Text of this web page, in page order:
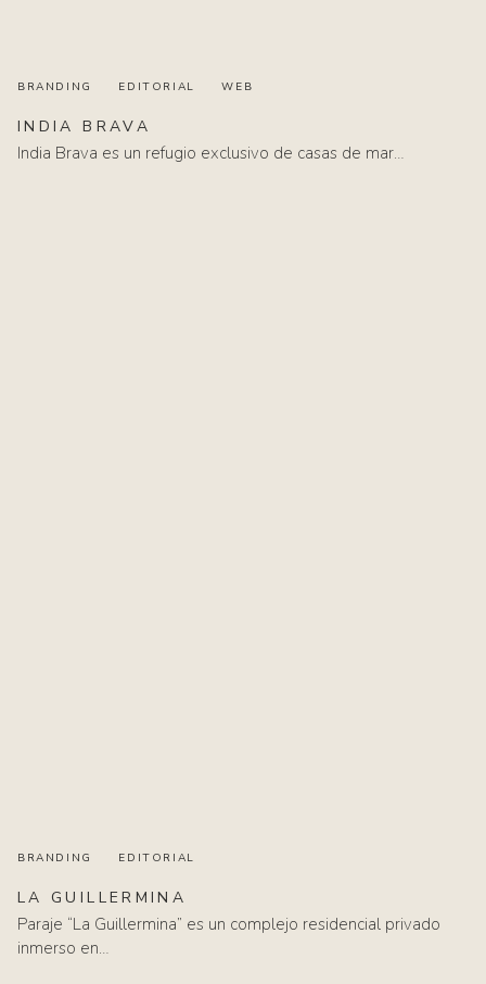
BRANDING EDITORIAL WEB
INDIA BRAVA
India Brava es un refugio exclusivo de casas de mar…
BRANDING EDITORIAL
LA GUILLERMINA
Paraje “La Guillermina” es un complejo residencial privado
inmerso en…